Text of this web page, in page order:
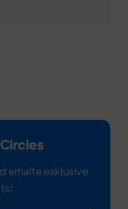
erhalte exklusive